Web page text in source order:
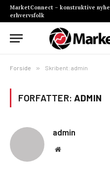
MarketConnect – konstruktive
erhvervsfolk
Forside » Skribent: admin
FORFATTER: ADMIN
admin
Website